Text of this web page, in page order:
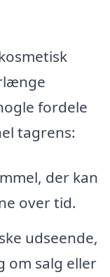
fordele
tagrens:
der kan
over tid.
udseende,
om salg eller